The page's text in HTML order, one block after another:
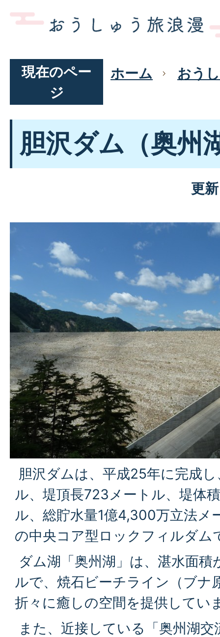
現在のペー
ジ
ホーム おう
胆沢ダム（奥州
更
胆沢ダムは、平成25年に完成
ル、堤頂長723メートル、堤体
ル、総貯水量1億4,300万立法メ
の中央コア型ロックフィルダム
ダム湖「奥州湖」は、湛水面
ルで、焼石ビーチライン（ブナ
折々に癒しの空間を提供してい
また、近接している「奥州湖